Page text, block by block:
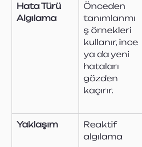
Hata Türü
Algılama
Önceden
tanımlanmı
ş örnekleri
kullanır, ince
ya da yeni
hataları
gözden
kaçırır.
Yaklaşım
Reaktif
algılama